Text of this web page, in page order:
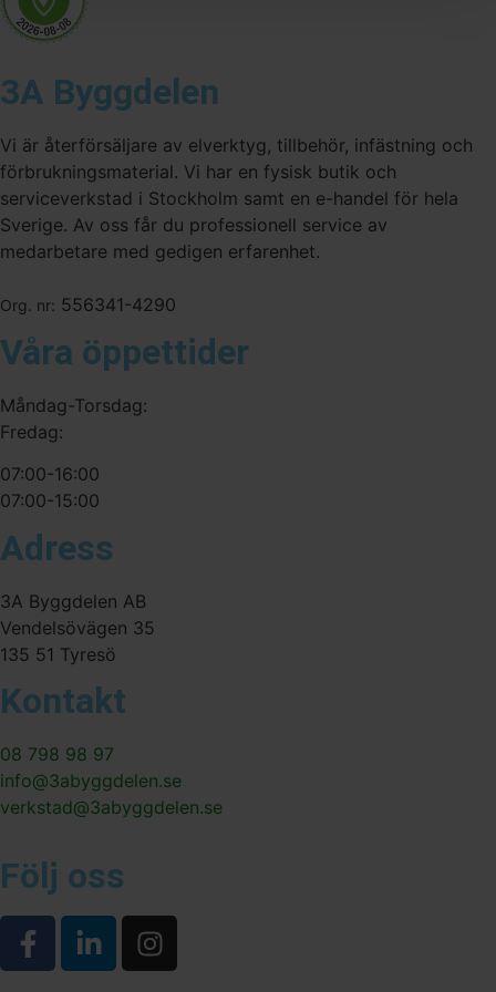
3A Byggdelen
Vi är återförsäljare av elverktyg, tillbehör, infästning och
förbrukningsmaterial. Vi har en fysisk butik och
serviceverkstad i Stockholm samt en e-handel för hela
Sverige. Av oss får du professionell service av
medarbetare med gedigen erfarenhet.
Org. nr: 556341-4290
Våra öppettider
Måndag-Torsdag:
Fredag:
07:00-16:00
07:00-15:00
Adress
3A Byggdelen AB
Vendelsövägen 35
135 51 Tyresö
Kontakt
08 798 98 97
info@3abyggdelen.se
verkstad@3abyggdelen.se
Följ oss